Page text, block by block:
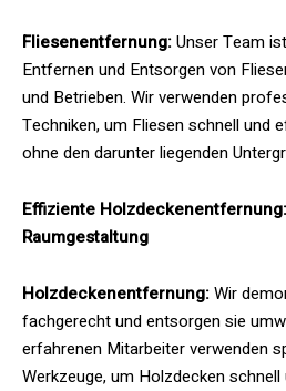
Fliesenentfernung:Unser Team
Entfernen und Entsorgen von
und Betrieben. Wir verwenden
Techniken, um Fliesen schnell und
ohne den darunter liegenden
Effiziente
Raumgestaltung
Holzdeckenentfernung:Wir
fachgerecht und entsorgen sie
erfahrenen Mitarbeiter verwenden
Werkzeuge, um Holzdecken